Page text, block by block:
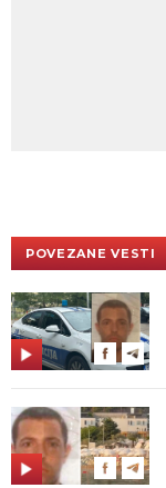
POVEZANE VESTI